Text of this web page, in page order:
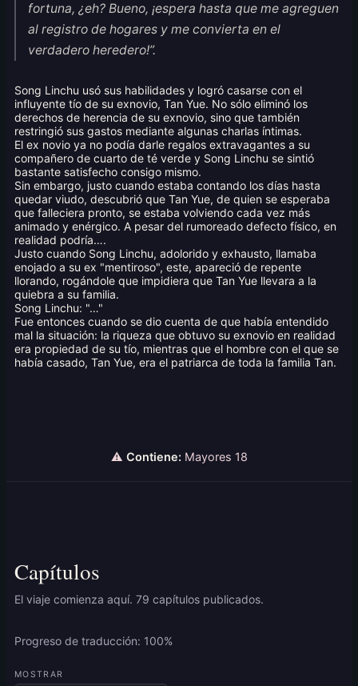
fortuna, ¿eh? Bueno, ¡espera hasta que me agreguen
al registro de hogares y me convierta en el
verdadero heredero!”.
Song Linchu usó sus habilidades y logró casarse con el
influyente tío de su exnovio, Tan Yue. No sólo eliminó los
derechos de herencia de su exnovio, sino que también
restringió sus gastos mediante algunas charlas íntimas.
El ex novio ya no podía darle regalos extravagantes a su
compañero de cuarto de té verde y Song Linchu se sintió
bastante satisfecho consigo mismo.
Sin embargo, justo cuando estaba contando los días hasta
quedar viudo, descubrió que Tan Yue, de quien se esperaba
que falleciera pronto, se estaba volviendo cada vez más
animado y enérgico. A pesar del rumoreado defecto físico, en
realidad podría….
Justo cuando Song Linchu, adolorido y exhausto, llamaba
enojado a su ex "mentiroso", este, apareció de repente
llorando, rogándole que impidiera que Tan Yue llevara a la
quiebra a su familia.
Song Linchu: "…"
Fue entonces cuando se dio cuenta de que había entendido
mal la situación: la riqueza que obtuvo su exnovio en realidad
era propiedad de su tío, mientras que el hombre con el que se
había casado, Tan Yue, era el patriarca de toda la familia Tan.
⚠ Contiene: Mayores 18
Capítulos
El viaje comienza aquí. 79 capítulos publicados.
Progreso de traducción: 100%
MOSTRAR